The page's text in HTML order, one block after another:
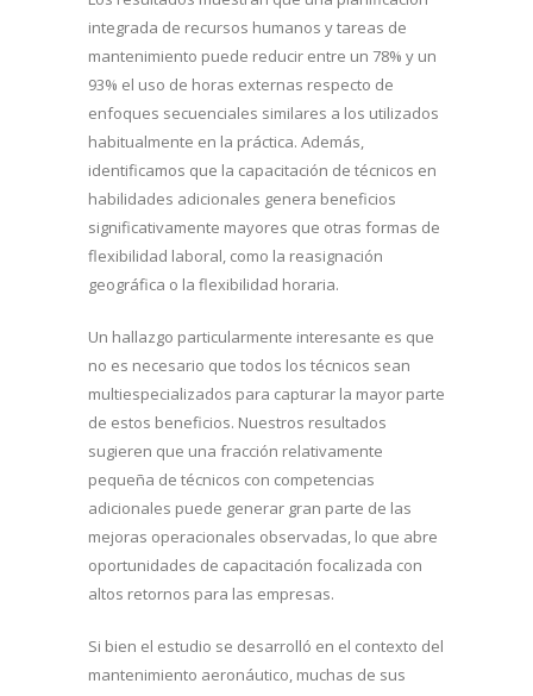
integrada de recursos humanos y tareas de
mantenimiento puede reducir entre un 78% y un
93% el uso de horas externas respecto de
enfoques secuenciales similares a los utilizados
habitualmente en la práctica. Además,
identificamos que la capacitación de técnicos en
habilidades adicionales genera beneficios
significativamente mayores que otras formas de
flexibilidad laboral, como la reasignación
geográfica o la flexibilidad horaria.
Un hallazgo particularmente interesante es que
no es necesario que todos los técnicos sean
multiespecializados para capturar la mayor parte
de estos beneficios. Nuestros resultados
sugieren que una fracción relativamente
pequeña de técnicos con competencias
adicionales puede generar gran parte de las
mejoras operacionales observadas, lo que abre
oportunidades de capacitación focalizada con
altos retornos para las empresas.
Si bien el estudio se desarrolló en el contexto del
mantenimiento aeronáutico, muchas de sus